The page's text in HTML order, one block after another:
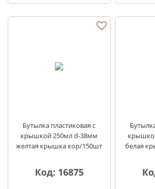
Бутылка пластиковая с
крышкой 250мл d-38мм
желтая крышка кор/150шт
Код: 16875
белая